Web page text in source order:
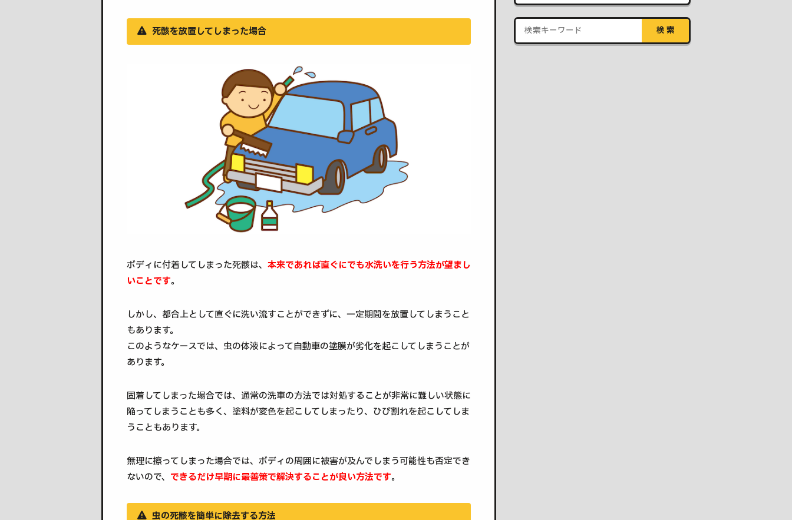
死骸を放置してしまった場合
ボディに付着してしまった死骸は、 本来であれば直ぐにでも水洗いを行う方法が望まし
いことです。
しかし、都合上として直ぐに洗い流すことができずに、一定期間を放置してしまうこと
もあります。
このようなケースでは、虫の体液によって自動車の塗膜が劣化を起こしてしまうことが
あります。
固着してしまった場合では、通常の洗車の方法では対処することが非常に難しい状態に
陥ってしまうことも多く、塗料が変色を起こしてしまったり、ひび割れを起こしてしま
うこともあります。
無理に擦ってしまった場合では、ボディの周囲に被害が及んでしまう可能性も否定でき
ないので、 できるだけ早期に最善策で解決することが良い方法です。
虫の死骸を簡単に除去する方法